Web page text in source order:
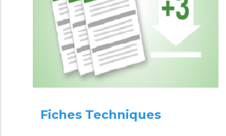
Fiches Techniques